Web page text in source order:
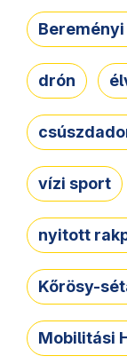
Bereményi
drón
vízi sport
nyitott
Kőrösy-
Mobilitási